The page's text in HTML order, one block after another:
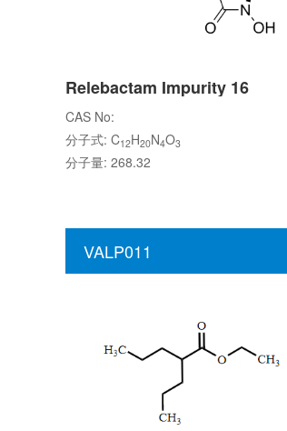
Relebactam Impurity 16
CAS No:
分子式: C12H20N4O3
分子量: 268.32
VALP011